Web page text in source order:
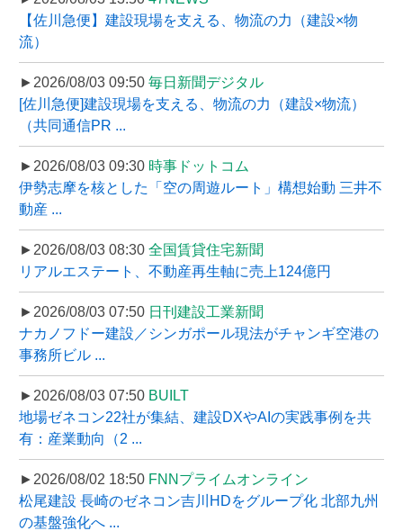
【佐川急便】建設現場を支える、物流の力（建設×物
流）
►2026/08/03 09:50 毎日新聞デジタル
[佐川急便]建設現場を支える、物流の力（建設×物流）
（共同通信PR ...
►2026/08/03 09:30 時事ドットコム
伊勢志摩を核とした「空の周遊ルート」構想始動 三井不
動産 ...
►2026/08/03 08:30 全国賃貸住宅新聞
リアルエステート、不動産再生軸に売上124億円
►2026/08/03 07:50 日刊建設工業新聞
ナカノフドー建設／シンガポール現法がチャンギ空港の
事務所ビル ...
►2026/08/03 07:50 BUILT
地場ゼネコン22社が集結、建設DXやAIの実践事例を共
有：産業動向（2 ...
►2026/08/02 18:50 FNNプライムオンライン
松尾建設 長崎のゼネコン吉川HDをグループ化 北部九州
の基盤強化へ ...